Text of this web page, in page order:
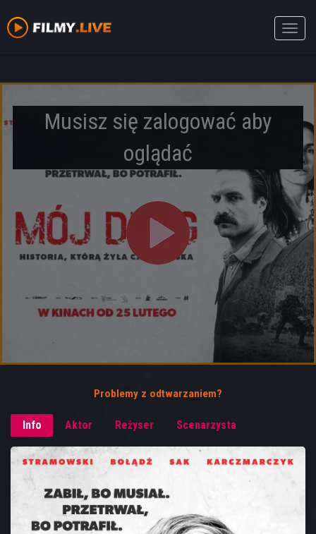
Toggle
Musisz się zalogować aby
oglądać
Problemy z odtwarzaniem?
Info Aktor Reżyser Scenarzysta